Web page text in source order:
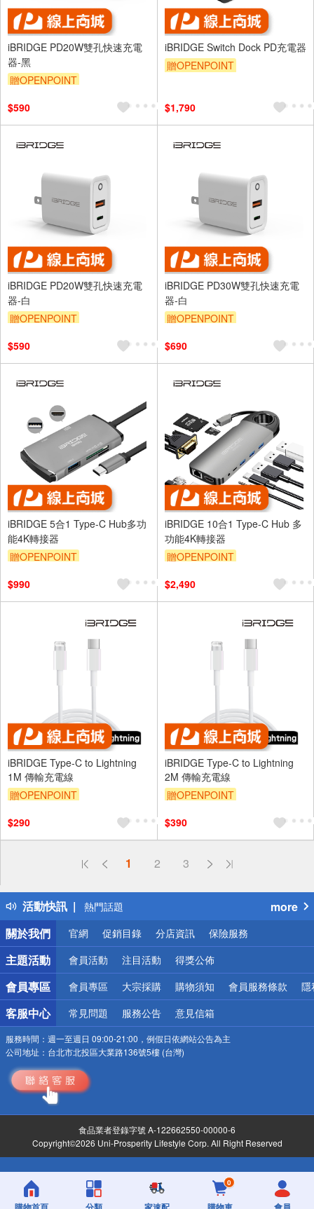
iBRIDGE PD20W雙孔快速充電
器-黑
贈OPENPOINT
$590
iBRIDGE Switch Dock PD充電器
贈OPENPOINT
$1,790
iBRIDGE PD20W雙孔快速充電
器-白
贈OPENPOINT
$590
iBRIDGE PD30W雙孔快速充電
器-白
贈OPENPOINT
$690
iBRIDGE 5合1 Type-C Hub多功
能4K轉接器
贈OPENPOINT
$990
iBRIDGE 10合1 Type-C Hub 多
功能4K轉接器
贈OPENPOINT
$2,490
iBRIDGE Type-C to Lightning
1M 傳輸充電線
贈OPENPOINT
$290
iBRIDGE Type-C to Lightning
2M 傳輸充電線
贈OPENPOINT
$390
1 2 3
活動快訊
偏遠地區配送
得獎公告
熱門話題
銀行優惠
偏遠地區配送
詐騙網頁！請小心！
more
關於我們
官網 促銷目錄 分店資訊 保險服務
主題活動 會員活動 注目活動 得獎公佈
會員專區 會員專區 大宗採購 購物須知 會員服務條款 隱
客服中心 常見問題 服務公告 意見信箱
服務時間： 週一至週日 09:00-21:00，例假日依網站公告為主
公司地址： 台北市北投區大業路136號5樓 (台灣)
食品業者登錄字號 A-122662550-00000-6
Copyright©2026 Uni-Prosperity Lifestyle Corp. All Right Reserved
0